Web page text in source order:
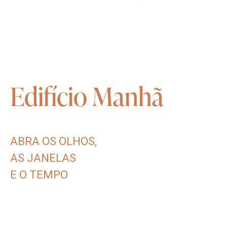
EdifícioManhã
ABRA OS OLHOS,
AS JANELAS
E O TEMPO